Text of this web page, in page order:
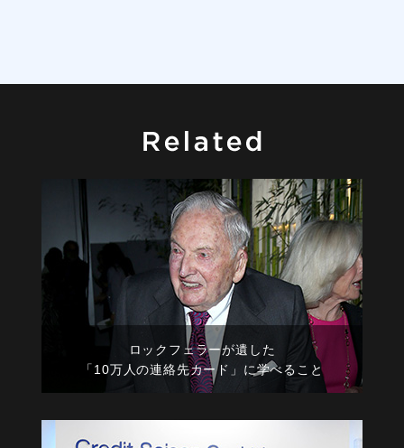
ロックフェラーが遺した
「10万人の連絡先カード」に学べること